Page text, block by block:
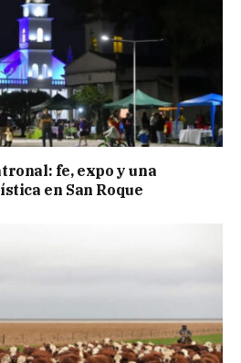
fe, expo y una
en San Roque